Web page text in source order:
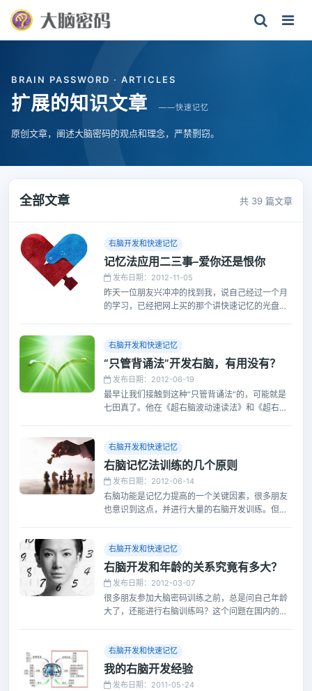
BRAIN PASSWORD · ARTICLES
扩展的知识文章 ——快速记忆
原创文章，阐述大脑密码的观点和理念，严禁剽窃。
全部文章 共 39 篇文章
右脑开发和快速记忆
记忆法应用二三事–爱你还是恨你
发布日期：2012-11-05
昨天一位朋友兴冲冲的找到我，说自己经过一个月
的学习，已经把网上买的那个讲快速记忆的光盘都
听了不到一分钟就明白了。又是那些记忆术。
右脑开发和快速记忆
“只管背诵法”开发右脑，有用没有？
发布日期：2012-06-19
最早让我们接触到这种“只管背诵法”的，可能就是
七田真了。他在《超右脑波动速读法》和《超右脑
本不管意义只管背诵，念诵，就可以开发高效的右
脑记忆回路，七田真起了个很雷人的名字”开通宇宙
回路“。
右脑开发和快速记忆
右脑记忆法训练的几个原则
发布日期：2012-06-14
右脑功能是记忆力提高的一个关键因素，很多朋友
也意识到这点，并进行大量的右脑开发训练。但是
黄卡，还是1000图，都是通用的。看看你注意到没
有。
右脑开发和快速记忆
右脑开发和年龄的关系究竟有多大？
发布日期：2012-03-07
很多朋友参加大脑密码训练之前，总是问自己年龄
大了，还能进行右脑训练吗？这个问题在国内的一
训练，但是也有右脑开发的内容。所以就大脑密码
的培训经验看，右脑开发和年龄还是有很大关系
的。
右脑开发和快速记忆
我的右脑开发经验
发布日期：2011-05-24